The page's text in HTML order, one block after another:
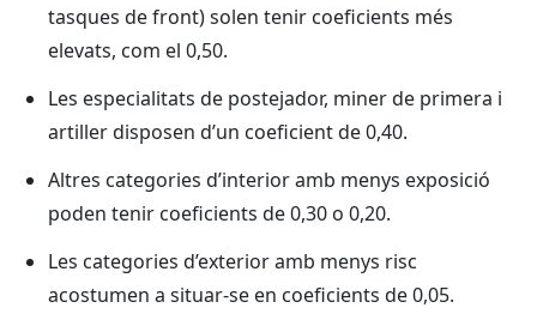
tasques de front) solen tenir coeficients més
elevats, com el 0,50.
Les especialitats de postejador, miner de primera i
artiller disposen d’un coeficient de 0,40.
Altres categories d’interior amb menys exposició
poden tenir coeficients de 0,30 o 0,20.
Les categories d’exterior amb menys risc
acostumen a situar-se en coeficients de 0,05.